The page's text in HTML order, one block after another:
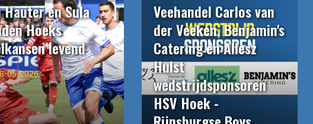
Hauter en Sula
Hoeks
levend
05-2026
Veehandel Carlos van
der Veeken, Benjamin's
Catering en Allesz
Hulst
wedstrijdsponsoren
HSV Hoek -